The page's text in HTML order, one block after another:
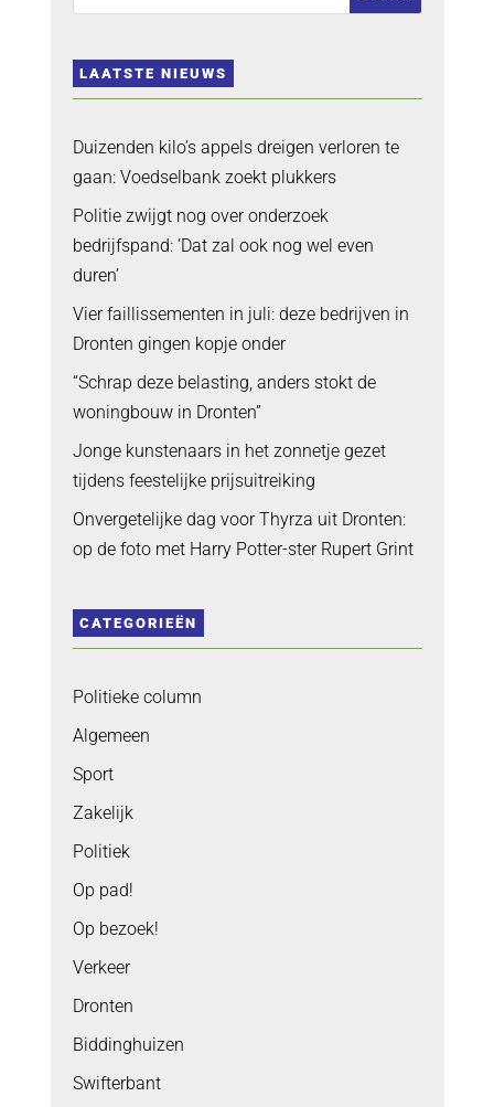
LAATSTE NIEUWS
Duizenden kilo’s appels dreigen verloren te
gaan: Voedselbank zoekt plukkers
Politie zwijgt nog over onderzoek
bedrijfspand: ‘Dat zal ook nog wel even
duren’
Vier faillissementen in juli: deze bedrijven in
Dronten gingen kopje onder
“Schrap deze belasting, anders stokt de
woningbouw in Dronten”
Jonge kunstenaars in het zonnetje gezet
tijdens feestelijke prijsuitreiking
Onvergetelijke dag voor Thyrza uit Dronten:
op de foto met Harry Potter-ster Rupert Grint
CATEGORIEËN
Politieke column
Algemeen
Sport
Zakelijk
Politiek
Op pad!
Op bezoek!
Verkeer
Dronten
Biddinghuizen
Swifterbant